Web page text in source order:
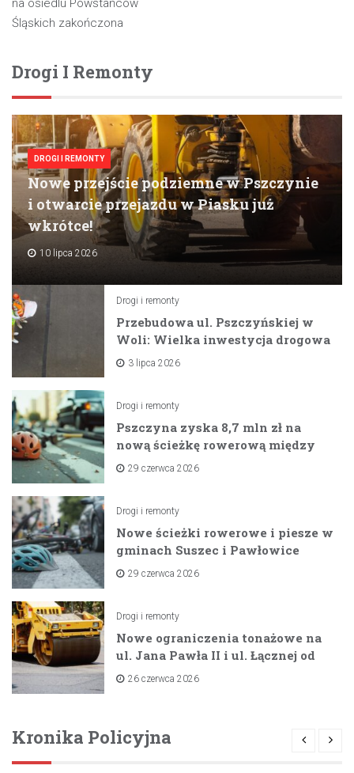
na osiedlu Powstańców
Śląskich zakończona
Drogi I Remonty
DROGI I REMONTY
Nowe przejście podziemne w Pszczynie
i otwarcie przejazdu w Piasku już
wkrótce!
10 lipca 2026
Drogi i remonty
Przebudowa ul. Pszczyńskiej w
Woli: Wielka inwestycja drogowa
na horyzoncie
3 lipca 2026
Drogi i remonty
Pszczyna zyska 8,7 mln zł na
nową ścieżkę rowerową między
zaporami
29 czerwca 2026
Drogi i remonty
Nowe ścieżki rowerowe i piesze w
gminach Suszec i Pawłowice
dzięki unijnemu wsparciu
29 czerwca 2026
Drogi i remonty
Nowe ograniczenia tonażowe na
ul. Jana Pawła II i ul. Łącznej od
lipca 2026 roku
26 czerwca 2026
Kronika Policyjna